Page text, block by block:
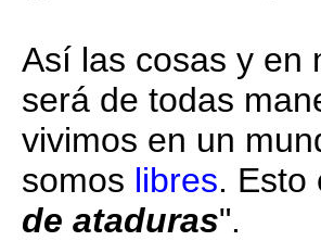
Así las cosas y en
será de todas
vivimos en un
somos libres. Esto
de ataduras".